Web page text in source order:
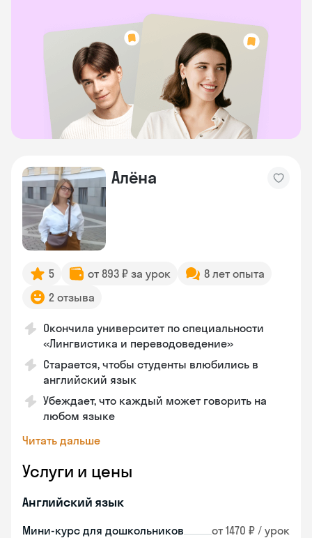
Алёна
5 от 893 ₽ за урок
8 лет опыта
2 отзыва
Окончила университет по специальности
«Лингвистика и переводоведение»
Старается, чтобы студенты влюбились в
английский язык
Убеждает, что каждый может говорить на
любом языке
Читать дальше
Услуги и цены
Английский язык
Мини-курс для дошкольников от 1470 ₽ / урок